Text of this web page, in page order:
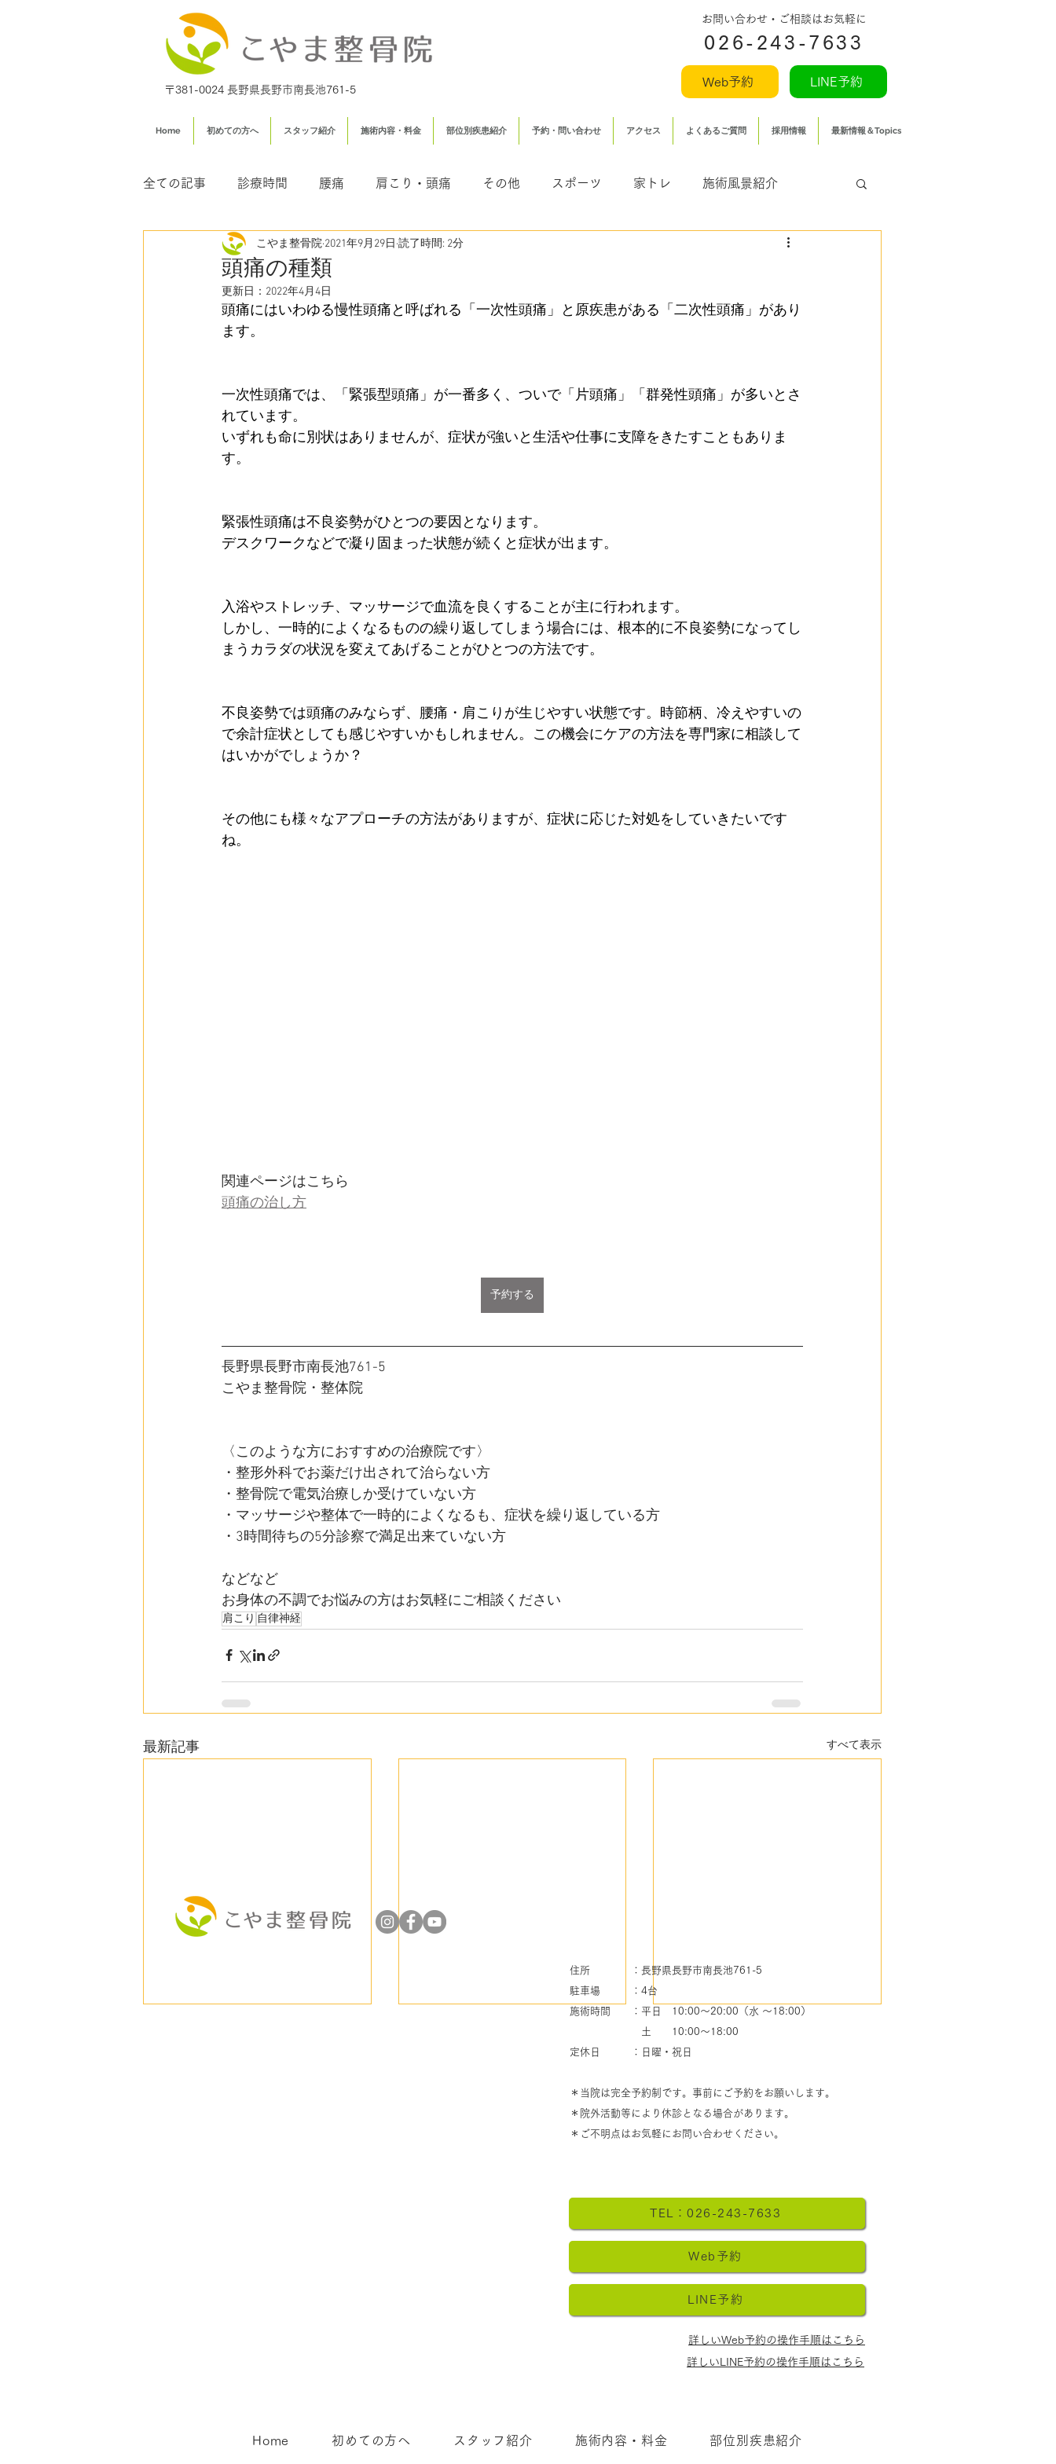
〒381-0024 長野県長野市南長池761-5
​お問い合わせ・ご相談はお気軽に
026-243-7633
Web予約 LINE予約
Home 初めての方へ スタッフ紹介 施術内容・料金 部位別疾患紹介 予約・問い合わせ アクセス よくあるご質問 採用情報 最新情報＆Topics
全ての記事 診療時間 腰痛 肩こり・頭痛 その他 スポーツ 家トレ 施術風景紹介
足専門外来 交通事故治療（むち打ち・頸椎捻挫）
頭痛の種類
こやま整骨院 2021年9月29日 読了時間: 2分
更新日： 2022年4月4日
頭痛にはいわゆる慢性頭痛と呼ばれる「一次性頭痛」と原疾患がある「二次性頭痛」があり
ます。
一次性頭痛では、「緊張型頭痛」が一番多く、ついで「片頭痛」「群発性頭痛」が多いとさ
れています。
いずれも命に別状はありませんが、症状が強いと生活や仕事に支障をきたすこともありま
す。
緊張性頭痛は不良姿勢がひとつの要因となります。
デスクワークなどで凝り固まった状態が続くと症状が出ます。
入浴やストレッチ、マッサージで血流を良くすることが主に行われます。
しかし、一時的によくなるものの繰り返してしまう場合には、根本的に不良姿勢になってし
まうカラダの状況を変えてあげることがひとつの方法です。
不良姿勢では頭痛のみならず、腰痛・肩こりが生じやすい状態です。時節柄、冷えやすいの
で余計症状としても感じやすいかもしれません。この機会にケアの方法を専門家に相談して
はいかがでしょうか？
その他にも様々なアプローチの方法がありますが、症状に応じた対処をしていきたいです
ね。
関連ページはこちら
頭痛の治し方
予約する
長野県長野市南長池761-5
こやま整骨院・整体院
〈このような方におすすめの治療院です〉
・整形外科でお薬だけ出されて治らない方
・整骨院で電気治療しか受けていない方
・マッサージや整体で一時的によくなるも、症状を繰り返している方
・3時間待ちの5分診察で満足出来ていない方
などなど
お身体の不調でお悩みの方はお気軽にご相談ください
肩こり 自律神経
最新記事 すべて表示
住所 ：長野県長野市南長池761-5
駐車場 ：4台
施術時間 ：平日 10:00～20:00（水 ～18:00）
​ 土 10:00～18:00
定休日 ：日曜・祝日
＊当院は完全予約制です。事前にご予約をお願いします。
​＊院外活動等により休診となる場合があります。
​＊ご不明点はお気軽にお問い合わせください。​
TEL：026-243-7633
Web予約
LINE予約
詳しいWeb予約の操作手順はこちら
詳しいLINE予約の操作手順はこちら
Home 初めての方へ スタッフ紹介 施術内容・料金 部位別疾患紹介